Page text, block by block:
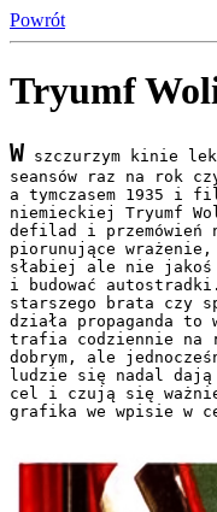
Powrót
Tryumf
W szczurzym kinie
seansów raz na rok
a tymczasem 1935 i
niemieckiej Tryumf
defilad i przemówień
piorunujące
słabiej ale nie jakoś
i budować
starszego brata czy
działa propaganda to
trafia codziennie na
dobrym, ale
ludzie się nadal
cel i czują się
grafika we wpisie w